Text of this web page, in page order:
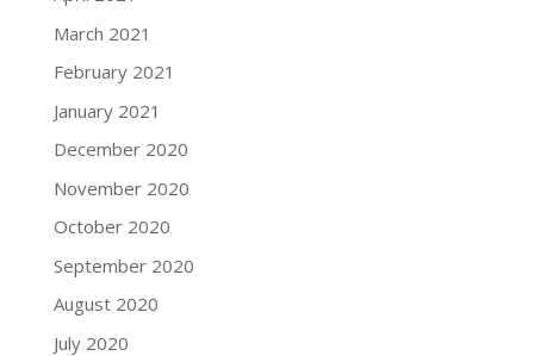
March 2021
February 2021
January 2021
December 2020
November 2020
October 2020
September 2020
August 2020
July 2020